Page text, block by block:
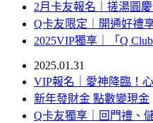
2月卡友報名｜搓湯圓
Q卡友限定｜開通好禮
2025VIP獨享｜「Q
2025.01.31
VIP報名｜愛神降臨！
新年發財金 點數變現金
Q卡友獨享｜回門禮、